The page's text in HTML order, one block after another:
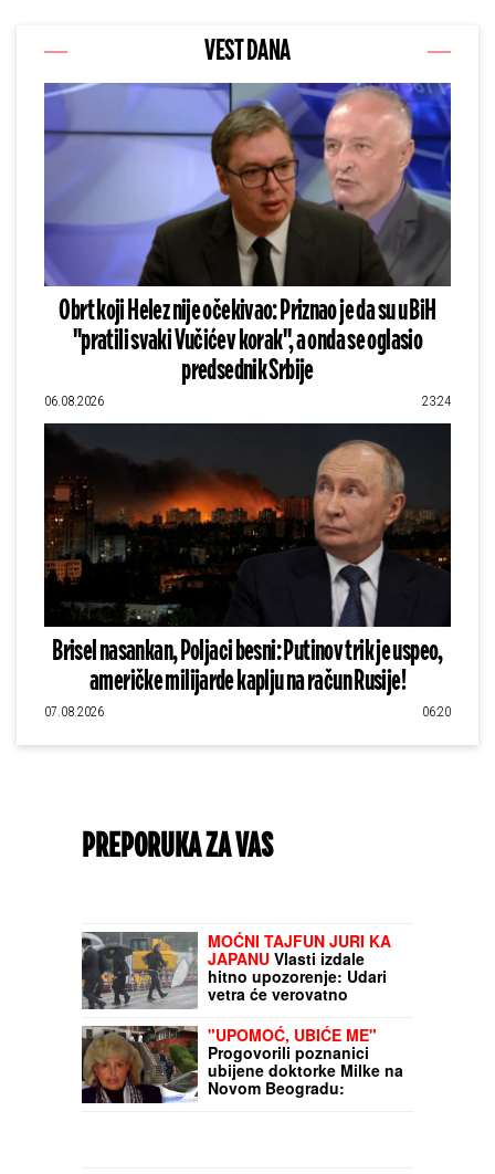
VEST DANA
Obrt koji Helez nije očekivao: Priznao je da su u BiH
"pratili svaki Vučićev korak", a onda se oglasio
predsednik Srbije
06.08.2026 23:24
Brisel nasankan, Poljaci besni: Putinov trik je uspeo,
američke milijarde kaplju na račun Rusije!
07.08.2026 06:20
PREPORUKA ZA VAS